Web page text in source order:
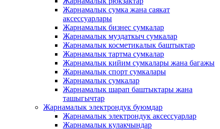
Жарнамалык сумка жана саякат
аксессуарлары
Жарнамалык бизнес сумкалар
Жарнамалык муздаткыч сумкалар
Жарнамалык косметикалык баштыктар
Жарнамалык тартма сумкалар
Жарнамалык кийим сумкалары жана багажы
Жарнамалык спорт сумкалары
Жарнамалык сумкалар
Жарнамалык шарап баштыктары жана
ташыгычтар
Жарнамалык электрондук буюмдар
Жарнамалык электрондук аксессуарлар
Жарнамалык кулакчындар